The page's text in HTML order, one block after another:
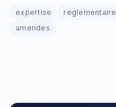
expertise reglementaire
amendes